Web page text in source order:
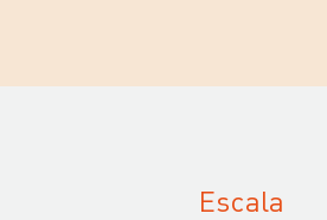
Escala